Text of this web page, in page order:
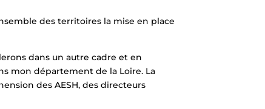
des territoires la mise en place
dans un autre cadre et en
mon département de la Loire. La
des AESH, des directeurs